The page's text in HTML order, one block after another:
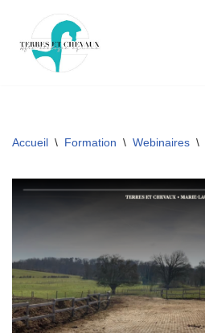
Aller
Accueil \ Formation \ Webinaires \